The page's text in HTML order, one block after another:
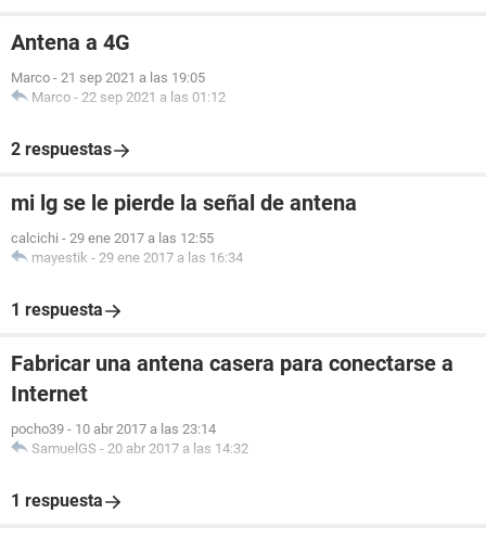
Antena a 4G
Marco - 21 sep 2021 a las 19:05
Marco - 22 sep 2021 a las 01:12
2 respuestas
mi lg se le pierde la señal de antena
calcichi - 29 ene 2017 a las 12:55
mayestik - 29 ene 2017 a las 16:34
1 respuesta
Fabricar una antena casera para conectarse a
Internet
pocho39 - 10 abr 2017 a las 23:14
SamuelGS - 20 abr 2017 a las 14:32
1 respuesta